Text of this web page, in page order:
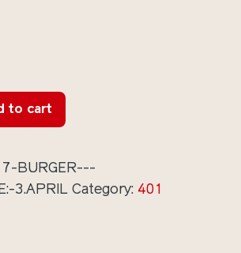
to cart
BURGER---
3.APRIL Category: 401